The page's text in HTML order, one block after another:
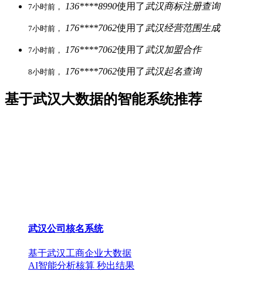
7小时前， 136****8990使用了 武汉商标注册查询
7小时前， 176****7062使用了 武汉经营范围生成
7小时前， 176****7062使用了 武汉加盟合作
8小时前， 176****7062使用了 武汉起名查询
基于武汉大数据的智能系统推荐
武汉公司核名系统
基于武汉工商企业大数据
AI智能分析核算 秒出结果